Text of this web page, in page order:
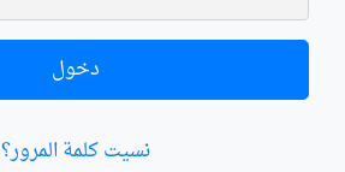
دخول
نسيت كلمة المرور؟